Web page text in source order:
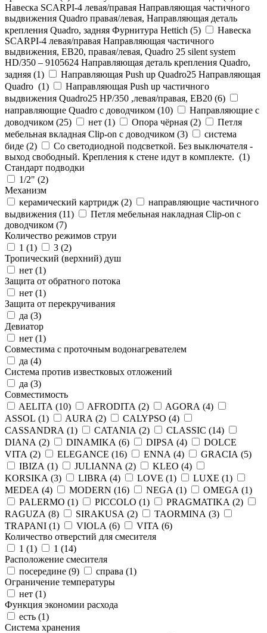
Навеска SCARPI-4 левая/правая Направляющая частичного
выдвижения Quadro правая/левая, Направляющая деталь
крепления Quadro, задняя Фурнитура Hettich (5)
Навеска
SCARPI-4 левая/правая Направляющая частичного
выдвижения, ЕВ20, правая/левая, Quadro 25 silent system
HD/350 – 9105624 Направляющая деталь крепления Quadro,
задняя (1)
Направляющая Push up Quadro25 Направляющая
Quadro (1)
Направляющая Push up частичного
выдвижения Quadro25 НР/350 ,левая/правая, ЕВ20 (6)
направляющие Quadro с доводчиком (10)
Направляющие с
доводчиком (25) нет (1) Опора чёрная (2)
Петля
мебельная вкладная Clip-on с доводчиком (3)
система
биде (2)
Со светодиодной подсветкой. Без выключателя -
выход свободный. Крепления к стене идут в комплекте. (1)
Стандарт подводки
1/2" (2)
Механизм
керамический картридж (2)
направляющие частичного
выдвижения (11)
Петля мебельная накладная Clip-on с
доводчиком (7)
Количество режимов струи
1 (1) 3 (2)
Тропический (верхний) душ
нет (1)
Защита от обратного потока
нет (1)
Защита от перекручивания
да (3)
Девиатор
нет (1)
Совместима с проточным водонагревателем
да (4)
Система против известковых отложений
да (3)
Совместимость
AELITA (10) AFRODITA (2) AGORA (4)
ASSOL (1) AURA (2) CALYPSO (4)
CASSANDRA (1) CATANIA (2) CLASSIC (14)
DIANA (2) DINAMIKA (6) DIPSA (4)
DOLCE
VITA (2) ELEGANCE (16) ENNA (4) GRACIA (5)
IBIZA (1) JULIANNA (2) KLEO (4)
KORSIKA (3) LIBRA (4) LOVE (1) LUXE (1)
MEDEA (4) MODERN (16) NEGA (1) OMEGA (1)
PALERMO (1) PICCOLO (1) PRAGMATIKA (2)
RAGUZA (8) SIRAKUSA (2) TAORMINA (3)
TRAPANI (1) VIOLA (6) VITA (6)
Количество отверстий для смесителя
1 (1) 1 (14)
Расположение смесителя
посередине (9) справа (1)
Ограничение температуры
нет (1)
Функция экономии расхода
есть (1)
Система хранения